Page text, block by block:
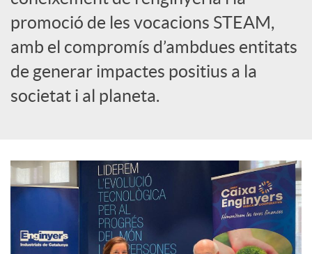
promoció de les vocacions STEAM,
amb el compromís d’ambdues entitats
de generar impactes positius a la
societat i al planeta.